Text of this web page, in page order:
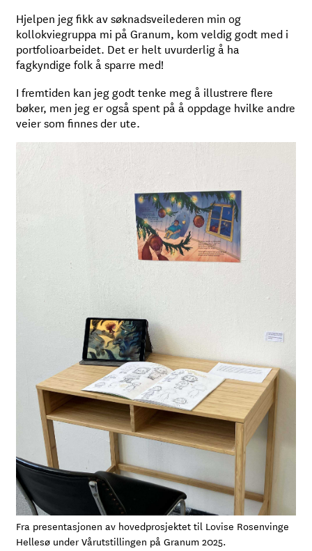
Hjelpen jeg fikk av søknadsveilederen min og
kollokviegruppa mi på Granum, kom veldig godt med i
portfolioarbeidet. Det er helt uvurderlig å ha
fagkyndige folk å sparre med!
I fremtiden kan jeg godt tenke meg å illustrere flere
bøker, men jeg er også spent på å oppdage hvilke andre
veier som finnes der ute.
Fra presentasjonen av hovedprosjektet til Lovise Rosenvinge
Hellesø under Vårutstillingen på Granum 2025.